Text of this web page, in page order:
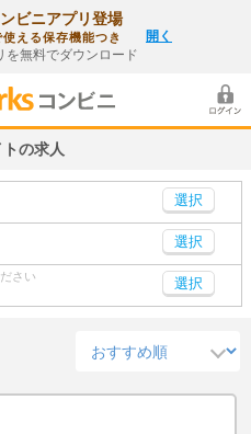
ビニアプリ登場
える保存機能つき
を無料でダウンロード
開く
の求人
選択
さい 選択